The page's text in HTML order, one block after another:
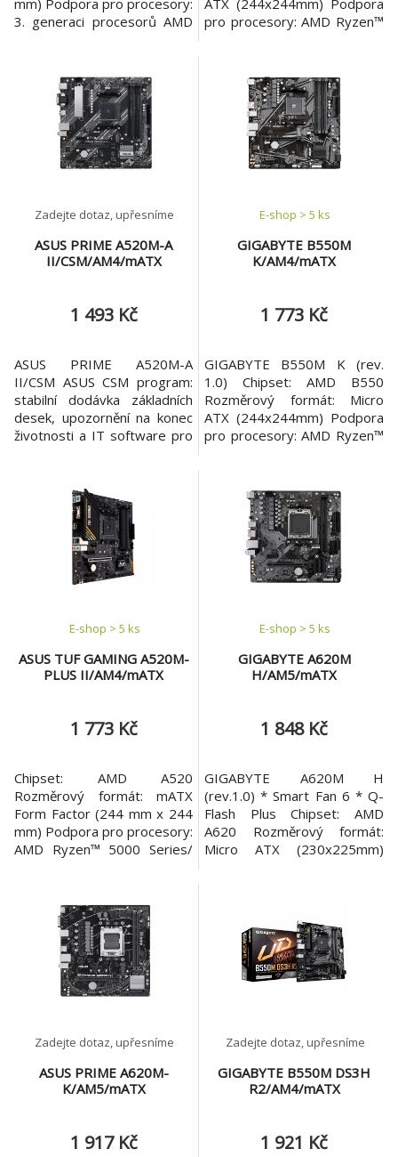
mm) Podpora pro procesory:
3. generaci procesorů AMD
grafickým adaptérem
Radeon™ Patice procesoru:
AM4 Pozice na paměti: 2x
DDR4 DIMM Podpora pro
paměti: *3. generace
procesorů AMD Ryzen™:
ATX (244x244mm) Podpora
pro procesory: AMD Ryzen™
Series a Ryzen™ 3000 Series
a Ryzen™ 3000 G-Series
Patice procesoru: AM4
Paměť: * 4x DIMM patice
podporující až 128GB, DDR4
4733(OC)/4600(OC)/4400(O
ASUS PRIME A520M-A
II/CSM/AM4/mATX
Zadejte dotaz, upřesníme
1 493 Kč
ASUS PRIME A520M-A
II/CSM ASUS CSM program:
stabilní dodávka základních
desek, upozornění na konec
životnosti a IT software pro
Rozměrový formát:
microATX 244x244mm
Podpora pro procesory:
AMD Ryzen™ řady
5000/5000 G/4000 G/3000
Patice procesoru: AM4
GIGABYTE B550M
K/AM4/mATX
E-shop > 5 ks
1 773 Kč
GIGABYTE B550M K (rev.
1.0) Chipset: AMD B550
Rozměrový formát: Micro
ATX (244x244mm) Podpora
pro procesory: AMD Ryzen™
Series a Ryzen™ 3000 Series
Patice procesoru: AM4
Paměť: * 4x DIMM patice
podporující až 128GB, DDR4
4733(OC)/4600(OC)/4400(O
C)/4266(OC)/4133(OC)/4000
ASUS TUF GAMING A520M-
PLUS II/AM4/mATX
E-shop > 5 ks
1 773 Kč
Chipset: AMD A520
Rozměrový formát: mATX
Form Factor (244 mm x 244
mm) Podpora pro procesory:
AMD Ryzen™ 5000 Series/
procesoru: AM4 Pozice na
paměti: 4x DDR4 DIMM
Podpora pro paměti:
*4800(OC)/4600(OC)/4466(
OC)/4400(OC)/4266(OC)/41
33(OC)/4000(OC)/3866(OC)/
GIGABYTE A620M
H/AM5/mATX
E-shop > 5 ks
1 848 Kč
GIGABYTE A620M H
(rev.1.0) * Smart Fan 6 * Q-
Flash Plus Chipset: AMD
A620 Rozměrový formát:
Micro ATX (230x225mm)
Paměť: * 2x DIMM patice
podporující až 96GB
(kapacita 48GB single
DIMM), DDR5
ASUS PRIME A620M-
K/AM5/mATX
Zadejte dotaz, upřesníme
1 917 Kč
GIGABYTE B550M DS3H
R2/AM4/mATX
Zadejte dotaz, upřesníme
1 921 Kč